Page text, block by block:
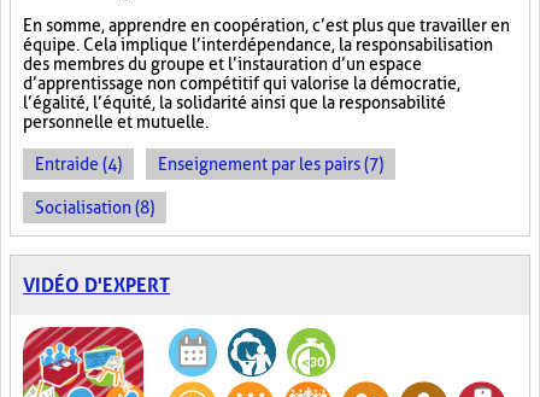
En somme, apprendre en coopération, c’est plus que travailler en
équipe. Cela implique l’interdépendance, la responsabilisation
des membres du groupe et l’instauration d’un espace
d’apprentissage non compétitif qui valorise la démocratie,
l’égalité, l’équité, la solidarité ainsi que la responsabilité
personnelle et mutuelle.
Entraide (4) Enseignement par les pairs (7)
Socialisation (8)
VIDÉO D'EXPERT